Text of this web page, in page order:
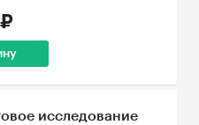
исследование